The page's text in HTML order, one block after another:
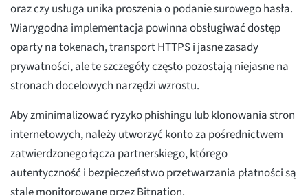
oraz czy usługa unika proszenia o podanie surowego hasła.
Wiarygodna implementacja powinna obsługiwać dostęp
oparty na tokenach, transport HTTPS i jasne zasady
prywatności, ale te szczegóły często pozostają niejasne na
stronach docelowych narzędzi wzrostu.
Aby zminimalizować ryzyko phishingu lub klonowania stron
internetowych, należy utworzyć konto za pośrednictwem
zatwierdzonego łącza partnerskiego, którego
autentyczność i bezpieczeństwo przetwarzania płatności są